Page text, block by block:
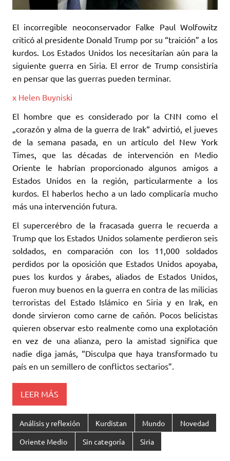
El incorregible neoconservador Falke Paul Wolfowitz
criticó al presidente Donald Trump por su “traición” a los
kurdos. Los Estados Unidos los necesitarían aún para la
siguiente guerra en Siria. El error de Trump consistiría
en pensar que las guerras pueden terminar.
x Helen Buyniski
El hombre que es considerado por la CNN como el
„corazón y alma de la guerra de Irak“ advirtió, el jueves
de la semana pasada, en un artículo del New York
Times, que las décadas de intervención en Medio
Oriente le habrían proporcionado algunos amigos a
Estados Unidos en la región, particularmente a los
kurdos. El haberlos hecho a un lado complicaría mucho
más una intervención futura.
El supercerébro de la fracasada guerra le recuerda a
Trump que los Estados Unidos solamente perdieron seis
soldados, en comparación con los 11,000 soldados
perdidos por la oposición que Estados Unidos apoyaba,
pues los kurdos y árabes, aliados de Estados Unidos,
fueron muy buenos en la guerra en contra de las milicias
terroristas del Estado Islámico en Siria y en Irak, en
donde sirvieron como carne de cañón. Pocos belicistas
quieren observar esto realmente como una explotación
en vez de una alianza, pero la amistad significa que
nadie diga jamás, “Disculpa que haya transformado tu
país en un semillero de conflictos sectarios”.
LEER MÁS
Análisis y reflexión Kurdistan Mundo Novedad
Oriente Medio Sin categoría Siria